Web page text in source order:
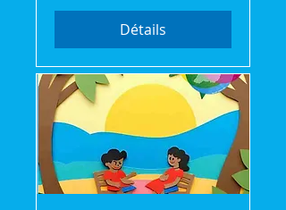
Détails